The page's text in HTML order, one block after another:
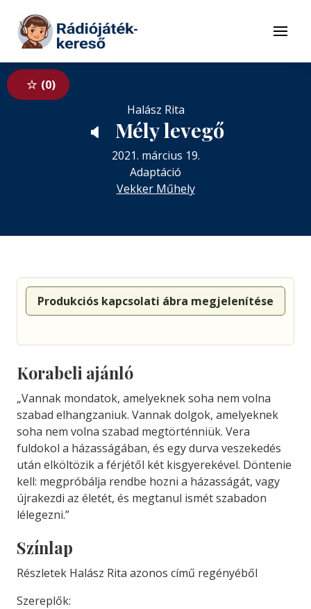
Tovább a tartalomhoz
Menü
0
Halász Rita
🔈 Mély levegő
2021. március 19.
Adaptáció
Vekker Műhely
Produkciós kapcsolati ábra megjelenítése
Korabeli ajánló
„Vannak mondatok, amelyeknek soha nem volna
szabad elhangzaniuk. Vannak dolgok, amelyeknek
soha nem volna szabad megtörténniük. Vera
fuldokol a házasságában, és egy durva veszekedés
után elköltözik a férjétől két kisgyerekével. Döntenie
kell: megpróbálja rendbe hozni a házasságát, vagy
újrakezdi az életét, és megtanul ismét szabadon
lélegezni.”
Színlap
Részletek Halász Rita azonos című regényéből
Szereplők: